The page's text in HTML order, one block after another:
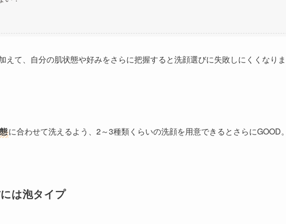
て、 自分の肌状態や好みをさらに把握すると洗顔選びに失敗しにくくなりま
に合わせて洗えるよう、2～3種類くらいの洗顔を用意できるとさらにGOOD
は泡タイプ